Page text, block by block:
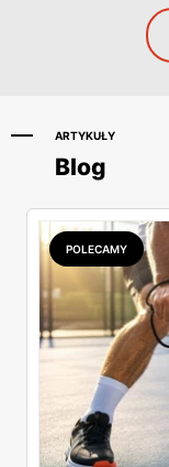
ARTYKUŁY
Blog
POLECAMY